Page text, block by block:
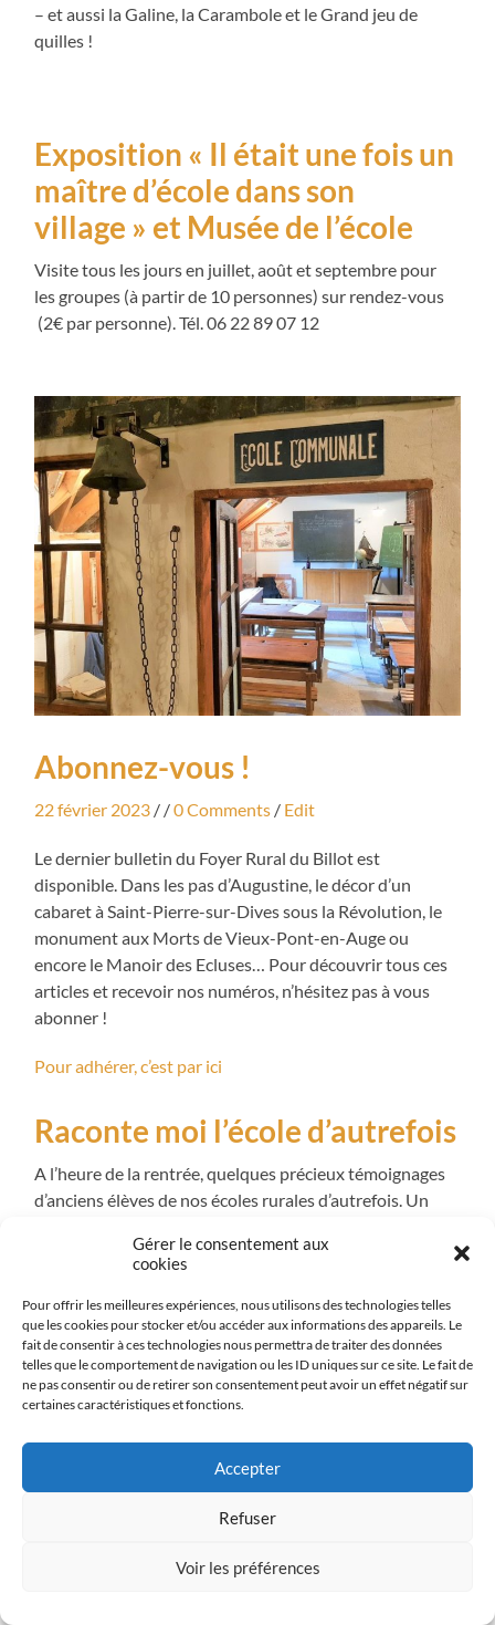
Gérer le consentement aux
cookies
Pour offrir les meilleures expériences, nous utilisons des technologies telles
que les cookies pour stocker et/ou accéder aux informations des appareils. Le
fait de consentir à ces technologies nous permettra de traiter des données
telles que le comportement de navigation ou les ID uniques sur ce site. Le fait de
ne pas consentir ou de retirer son consentement peut avoir un effet négatif sur
certaines caractéristiques et fonctions.
Accepter
Refuser
Voir les préférences
– et aussi la Galine, la Carambole et le Grand jeu de
quilles !
Exposition « Il était une fois un
maître d’école dans son
village » et Musée de l’école
Visite tous les jours en juillet, août et septembre pour
les groupes (à partir de 10 personnes) sur rendez-vous
(2€ par personne). Tél. 06 22 89 07 12
Abonnez-vous !
22 février 2023 / /0 Comments / Edit
Le dernier bulletin du Foyer Rural du Billot est
disponible. Dans les pas d’Augustine, le décor d’un
cabaret à Saint-Pierre-sur-Dives sous la Révolution, le
monument aux Morts de Vieux-Pont-en-Auge ou
encore le Manoir des Ecluses… Pour découvrir tous ces
articles et recevoir nos numéros, n’hésitez pas à vous
abonner !
Pour adhérer, c’est par ici
Raconte moi l’école d’autrefois
A l’heure de la rentrée, quelques précieux témoignages
d’anciens élèves de nos écoles rurales d’autrefois. Un
Forum des Savoir-faire et des